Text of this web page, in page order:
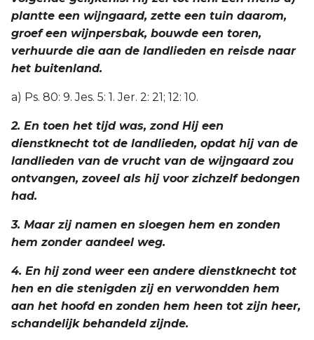
plantte een wijngaard, zette een tuin daarom,
groef een wijnpersbak, bouwde een toren,
verhuurde die aan de landlieden en reisde naar
het buitenland.
a) Ps. 80: 9. Jes. 5: 1. Jer. 2: 21; 12: 10.
2. En toen het tijd was, zond Hij een
dienstknecht tot de landlieden, opdat hij van de
landlieden van de vrucht van de wijngaard zou
ontvangen, zoveel als hij voor zichzelf bedongen
had.
3. Maar zij namen en sloegen hem en zonden
hem zonder aandeel weg.
4. En hij zond weer een andere dienstknecht tot
hen en die stenigden zij en verwondden hem
aan het hoofd en zonden hem heen tot zijn heer,
schandelijk behandeld zijnde.